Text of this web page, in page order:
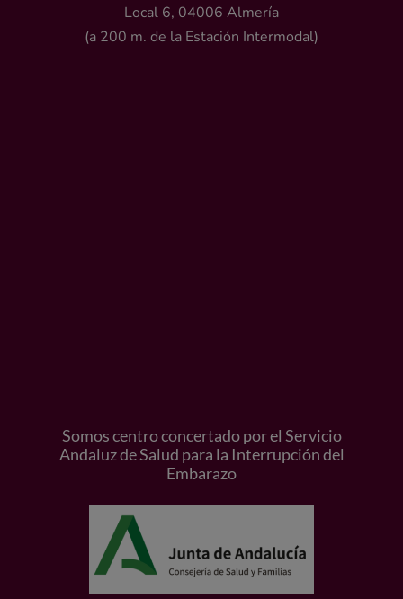
Local 6, 04006 Almería
(a 200 m. de la Estación Intermodal)
Somos centro concertado por el Servicio
Andaluz de Salud para la Interrupción del
Embarazo